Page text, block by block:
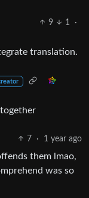
9 1
·
translation.
7 · 1 year ago
them lmao,
was so